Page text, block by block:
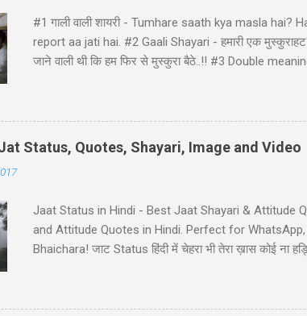
#1 गाली वाली शायरी - Tumhare saath kya masla
report aa jati hai. #2 Gaali Shayari - हमारी एक मुस्कुराहट
जाने वाली थी कि हम फिर से मुस्कुरा बैठे..!! #3 Double
Hindi - Divorse ke baad husband: "bacha mera
pura panir tera....chal nikal. #5 Gali Shayari - तुम आरजू तो
नहीं कि… कमरे का जुगाड़ भी ना कर सकें! #6 Gali wali
Status, Quotes, Shayari, Image and Video
Jaat Status in Hindi - Best Jaat Shayari & Attitude
and Attitude Quotes in Hindi. Perfect for
Bhaichara! जाट Status हिंदी में चेहरा भी तेरा ख़ास कोई ना
इतना किसी के बाप मेँ दम नही..!! 39-Jaat-Jat-Jatt !! Jaat
Jaat Attitude Status अंदाज़ कुछ अलग सै हम जाटो...